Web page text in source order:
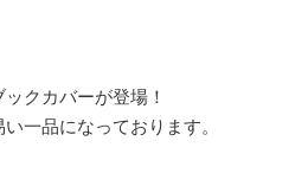
クカバーが登場！
一品になっております。